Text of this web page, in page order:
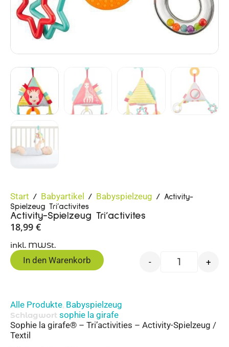
Start / Babyartikel / Babyspielzeug / Activity-
Spielzeug Tri’activites
Activity-Spielzeug Tri’activites
18,99 €
inkl. MWSt.
- +
In den Warenkorb
Alle Produkte, Babyspielzeug
Schlagwort sophie la girafe
Sophie la girafe® – Tri’activities – Activity-Spielzeug /
Textil